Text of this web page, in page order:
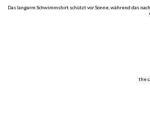
Das langarm Schwimmshirt schützt vor Sonne, während das
the